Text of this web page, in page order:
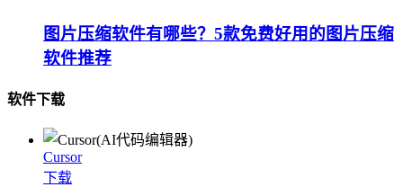
图片压缩软件有哪些？5款免费好用的图片压缩
软件推荐
软件下载
Cursor
下载